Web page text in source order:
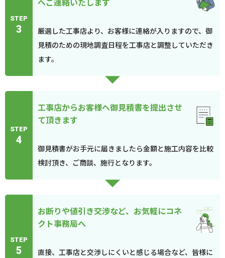
STEP
3
厳選した工事店より、お客様に連絡が入りますので、御
見積のための現地調査日程を工事店と調整していただき
ます。
STEP
4
工事店からお客様へ御見積書を提出させ
て頂きます
御見積書がお手元に届きましたら金額と施工内容を比較
検討頂き、ご商談、施行となります。
STEP
5
お断りや値引き交渉など、お気軽にコネ
クト事務局へ
直接、工事店と交渉しにくいと感じる場合など、皆様に